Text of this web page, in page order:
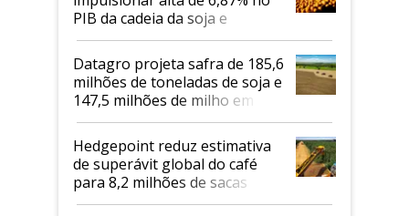
PIB da cadeia da soja e
biodiesel em 2026
Datagro projeta safra de 185,6
milhões de toneladas de soja e
147,5 milhões de milho em
2026/27
Hedgepoint reduz estimativa
de superávit global do café
para 8,2 milhões de sacas